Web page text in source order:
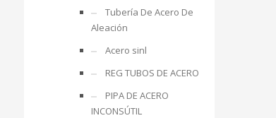
Tubería De Acero De
Aleación
Acero sinl
REG TUBOS DE ACERO
PIPA DE ACERO
INCONSÚTIL